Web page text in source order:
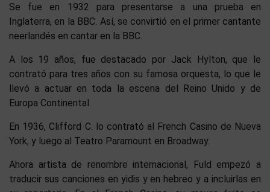
Se fue en 1932 para presentarse a una prueba en
Inglaterra, en la BBC. Así, se convirtió en el primer cantante
neerlandés en cantar en la BBC.
A los 19 años, fue destacado por Jack Hylton, que le
contrató para tres años con su famosa orquesta, lo que le
llevó a actuar en toda la escena del Reino Unido y de
Europa Continental.
En 1936, Clifford C. lo contrató al French Casino de Nueva
York, y luego al Teatro Paramount en Broadway.
Ahora artista de renombre internacional, Fuld empezó a
traducir sus canciones en yidis y en hebreo y a incluirlas en